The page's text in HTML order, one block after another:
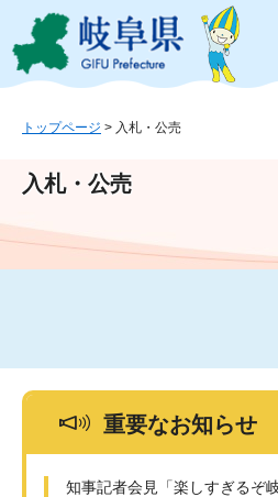
ジ
ュ
文
このページの
トップページ > 入札・公売
入札・公売
重要なお知らせ
知事記者会見「楽しすぎるぞ